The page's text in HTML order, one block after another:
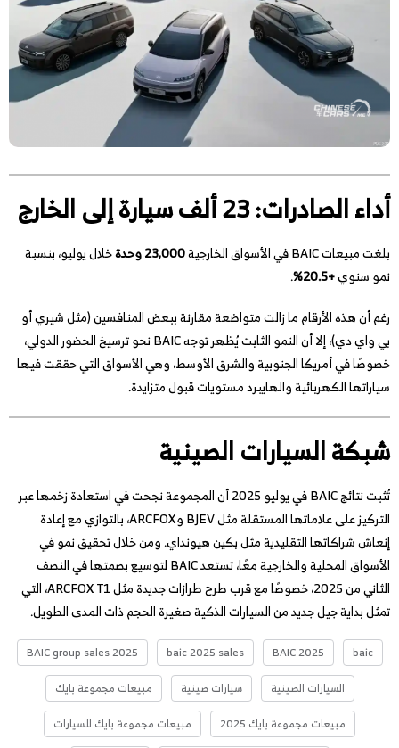
أداء الصادرات: 23 ألف سيارة إلى الخارج
بلغت مبيعات BAIC في الأسواق الخارجية 23,000 وحدة
خلال يوليو، بنسبة
نمو سنوي+20.5%
.
رغم أن هذه الأرقام ما زالت متواضعة مقارنة ببعض المنافسين (مثل شيري أو
بي واي دي)، إلا أن النمو الثابت يُظهر توجه BAIC نحو ترسيخ الحضور الدولي،
خصوصًا في أمريكا الجنوبية والشرق الأوسط، وهي الأسواق التي حققت فيها
سياراتها الكهربائية والهايبرد مستويات قبول متزايدة.
شبكة السيارات الصينية
تُثبت نتائج BAIC في يوليو 2025 أن المجموعة نجحت في استعادة زخمها عبر
التركيز على علاماتها المستقلة مثل BJEV وARCFOX، بالتوازي مع إعادة
إنعاش شراكاتها التقليدية مثل بكين هيونداي. ومن خلال تحقيق نمو في
الأسواق المحلية والخارجية معًا، تستعد BAIC لتوسيع بصمتها في النصف
الثاني من 2025، خصوصًا مع قرب طرح طرازات جديدة مثل ARCFOX T1، التي
تمثل بداية جيل جديد من السيارات الذكية صغيرة الحجم ذات المدى الطويل.
baic
BAIC 2025
baic 2025 sales
BAIC group sales 2025
السيارات الصينية
سيارات صينية
مبيعات مجموعة بايك
مبيعات مجموعة بايك 2025
مبيعات مجموعة بايك للسيارات